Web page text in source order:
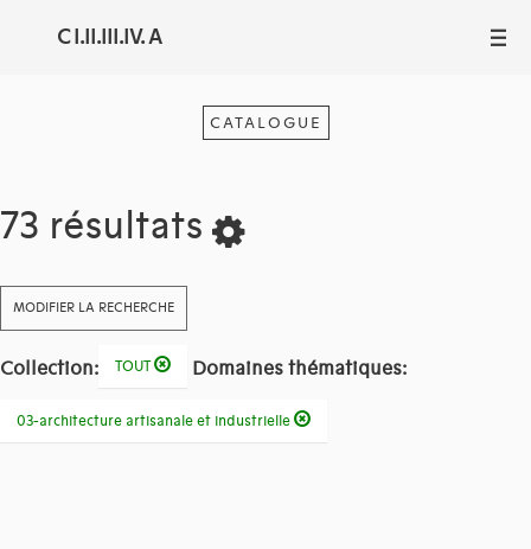
C I.II.III.IV. A III
CATALOGUE
73 résultats
MODIFIER LA RECHERCHE
Collection: TOUT Domaines thématiques:
03-architecture artisanale et industrielle